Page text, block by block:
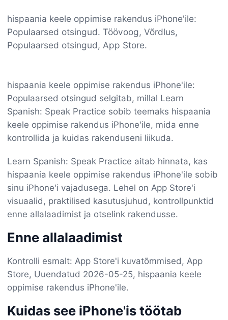
hispaania keele oppimise rakendus iPhone'ile:
Populaarsed otsingud. Töövoog, Võrdlus,
Populaarsed otsingud, App Store.
hispaania keele oppimise rakendus iPhone'ile:
Populaarsed otsingud selgitab, millal Learn
Spanish: Speak Practice sobib teemaks hispaania
keele oppimise rakendus iPhone'ile, mida enne
kontrollida ja kuidas rakenduseni liikuda.
Learn Spanish: Speak Practice aitab hinnata, kas
hispaania keele oppimise rakendus iPhone'ile sobib
sinu iPhone'i vajadusega. Lehel on App Store'i
visuaalid, praktilised kasutusjuhud, kontrollpunktid
enne allalaadimist ja otselink rakendusse.
Enne allalaadimist
Kontrolli esmalt: App Store'i kuvatõmmised, App
Store, Uuendatud 2026-05-25, hispaania keele
oppimise rakendus iPhone'ile.
Kuidas see iPhone'is töötab